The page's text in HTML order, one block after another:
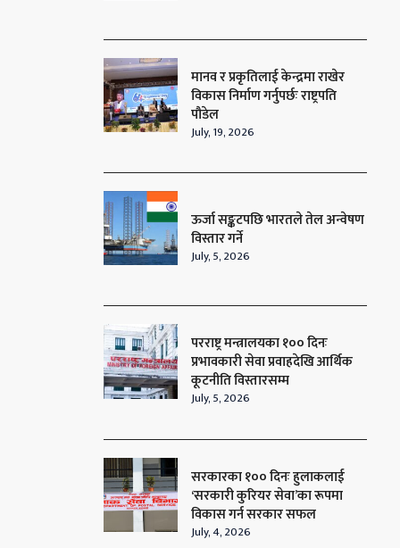
मानव र प्रकृतिलाई केन्द्रमा राखेर
विकास निर्माण गर्नुपर्छः राष्ट्रपति
पौडेल
July, 19, 2026
ऊर्जा सङ्कटपछि भारतले तेल अन्वेषण
विस्तार गर्ने
July, 5, 2026
परराष्ट्र मन्त्रालयका १०० दिनः
प्रभावकारी सेवा प्रवाहदेखि आर्थिक
कूटनीति विस्तारसम्म
July, 5, 2026
सरकारका १०० दिनः हुलाकलाई
‘सरकारी कुरियर सेवा’का रूपमा
विकास गर्न सरकार सफल
July, 4, 2026